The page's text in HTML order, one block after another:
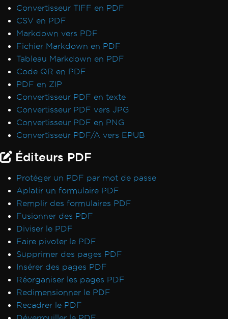
Convertisseur TIFF en PDF
CSV en PDF
Markdown vers PDF
Fichier Markdown en PDF
Tableau Markdown en PDF
Code QR en PDF
PDF en ZIP
Convertisseur PDF en texte
Convertisseur PDF vers JPG
Convertisseur PDF en PNG
Convertisseur PDF/A vers EPUB
Éditeurs PDF
Protéger un PDF par mot de passe
Aplatir un formulaire PDF
Remplir des formulaires PDF
Fusionner des PDF
Diviser le PDF
Faire pivoter le PDF
Supprimer des pages PDF
Insérer des pages PDF
Réorganiser les pages PDF
Redimensionner le PDF
Recadrer le PDF